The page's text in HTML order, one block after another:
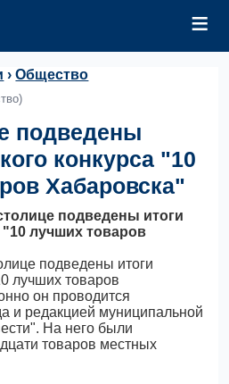
≡
›Общество
подведены
конкурса "10
Хабаровска"
подведены итоги
"10 лучших товаров
подведены итоги
лучших товаров
он проводится
и редакцией муниципальной
На него были
товаров местных